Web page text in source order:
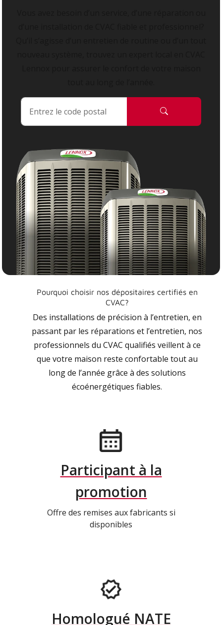
Pourquoi choisir nos dépositaires certifiés en
CVAC?
Des installations de précision à l’entretien, en
passant par les réparations et l’entretien, nos
professionnels du CVAC qualifiés veillent à ce
que votre maison reste confortable tout au
long de l’année grâce à des solutions
écoénergétiques fiables.
Participant à la
promotion
Offre des remises aux fabricants si
disponibles
Homologué NATE